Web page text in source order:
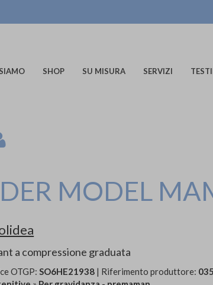
SHOP SU MISURA SERVIZI
MODEL
a compressione graduata
OTGP:SO6HE21938 | Riferimento produttore: